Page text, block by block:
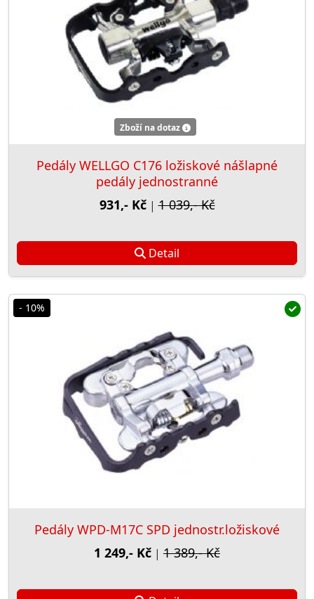
Zboží na dotaz
Pedály WELLGO C176 ložiskové nášlapné
pedály jednostranné
931,- Kč|1 039,- Kč
Detail
- 10%
Pedály WPD-M17C SPD jednostr.ložiskové
1 249,- Kč | 1 389,- Kč